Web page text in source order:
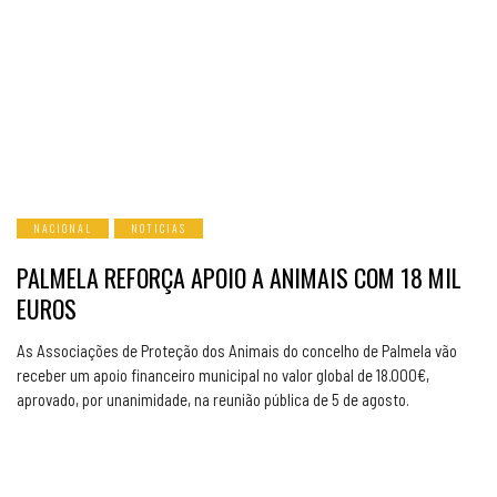
NACIONAL NOTICIAS
PALMELA REFORÇA APOIO A ANIMAIS COM 18 MIL
EUROS
As Associações de Proteção dos Animais do concelho de Palmela vão
receber um apoio financeiro municipal no valor global de 18.000€,
aprovado, por unanimidade, na reunião pública de 5 de agosto.